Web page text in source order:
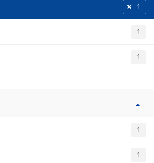
1
1
1
1
1